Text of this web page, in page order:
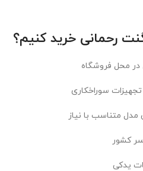
رحمانی خرید کنیم؟
در محل فروشگاه
سوراخکاری
مدل متناسب با نیاز
کشور
یدکی